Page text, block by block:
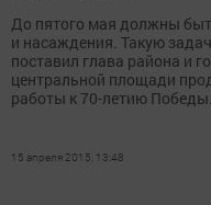
До пятого мая должны
и насаждения. Такую
поставил глава района и
центральной площади
работы к 70-летию Победы.
15 апреля 2015, 13:48